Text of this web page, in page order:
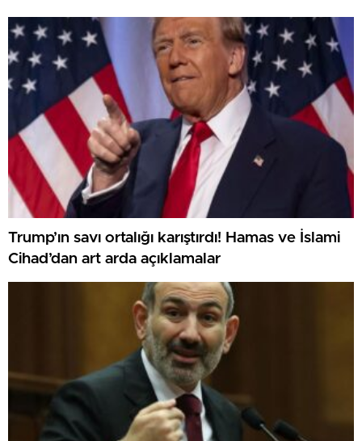
Trump’ın savı ortalığı karıştırdı! Hamas ve İslami
Cihad’dan art arda açıklamalar